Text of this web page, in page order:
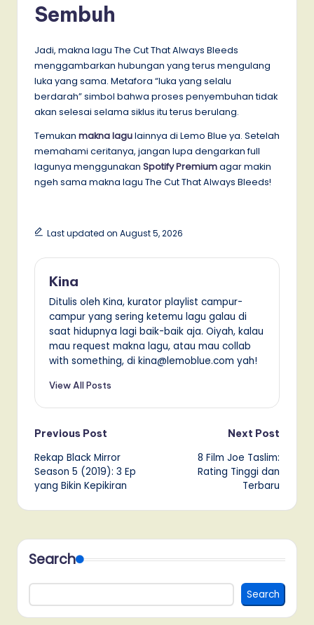
Sembuh
Jadi, makna lagu The Cut That Always Bleeds
menggambarkan hubungan yang terus mengulang
luka yang sama. Metafora “luka yang selalu
berdarah” simbol bahwa proses penyembuhan tidak
akan selesai selama siklus itu terus berulang.
Temukan makna lagulainnya di Lemo Blue ya. Setelah
memahami ceritanya, jangan lupa dengarkan full
lagunya menggunakan Spotify Premiumagar makin
ngeh sama makna lagu The Cut That Always Bleeds!
Last updated on August 5, 2026
Kina
Ditulis oleh Kina, kurator playlist campur-
campur yang sering ketemu lagu galau di
saat hidupnya lagi baik-baik aja. Oiyah, kalau
mau request makna lagu, atau mau collab
with something, di kina@lemoblue.com yah!
View All Posts
Post
navigation
Previous Post
Rekap Black Mirror
Season 5 (2019): 3 Ep
yang Bikin Kepikiran
Next Post
8 Film Joe Taslim:
Rating Tinggi dan
Terbaru
Search
Search